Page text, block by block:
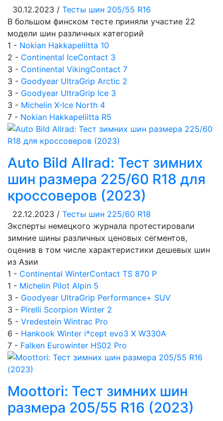
30.12.2023 / Тесты шин 205/55 R16
В большом финском тесте приняли участие 22
модели шин различных категорий
1 - Nokian Hakkapeliitta 10
2 - Continental IceContact 3
3 - Continental VikingContact 7
3 - Goodyear UltraGrip Arctic 2
3 - Goodyear UltraGrip Ice 3
3 - Michelin X-Ice North 4
7 - Nokian Hakkapeliitta R5
Auto Bild Allrad: Тест зимних
шин размера 225/60 R18 для
кроссоверов (2023)
22.12.2023 / Тесты шин 225/60 R18
Эксперты немецкого журнала протестировали
зимние шины различных ценовых сегментов,
оценив в том числе характеристики дешевых шин
из Азии
1 - Continental WinterContact TS 870 P
1 - Michelin Pilot Alpin 5
3 - Goodyear UltraGrip Performance+ SUV
3 - Pirelli Scorpion Winter 2
5 - Vredestein Wintrac Pro
6 - Hankook Winter i*cept evo3 X W330A
7 - Falken Eurowinter HS02 Pro
Moottori: Тест зимних шин
размера 205/55 R16 (2023)